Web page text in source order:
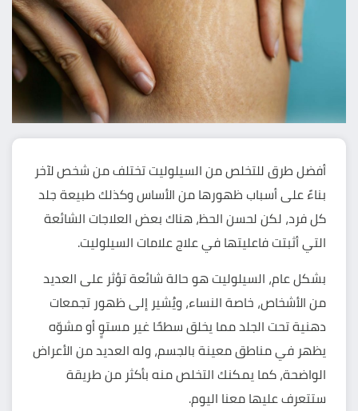
أفضل طرق للتخلص من السيلوليت تختلف من شخص لآخر
بناءً على أسباب ظهورها من الأساس وكذلك طبيعة جلد
كل فرد، لكن لحسن الحظ، هناك بعض العلاجات الشائعة
التي أثبتت فاعليتها في علاج علامات السيلوليت.
بشكل عام، السيلوليت هو حالة شائعة تؤثر على العديد
من الأشخاص، خاصة النساء، ويُشير إلى ظهور تجمعات
دهنية تحت الجلد مما يخلق سطحًا غير مستوٍ أو مشوّه
يظهر في مناطق معينة بالجسم، وله العديد من الأعراض
الواضحة، كما يمكنك التخلص منه بأكثر من طريقة
ستتعرف عليها معنا اليوم.